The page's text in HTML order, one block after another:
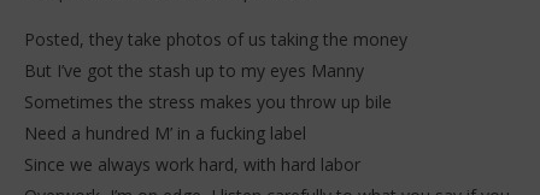
Posted, they take photos of us taking the money
But I’ve got the stash up to my eyes Manny
Sometimes the stress makes you throw up bile
Need a hundred M’ in a fucking label
Since we always work hard, with hard labor